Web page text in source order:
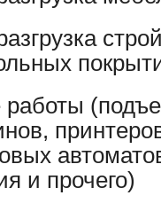
и прочего)